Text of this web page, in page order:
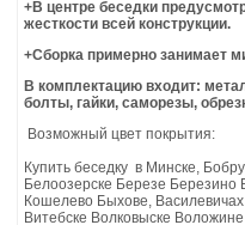
+В центре беседки
жесткости всей конструкции.
+Сборка примерно занимает
В комплектацию входит:
болты, гайки, саморезы,
Возможный цвет покрытия:
Купить беседку в Минске,
Белоозерске Березе Березино
Кошелево Быхове,
Витебске Волковыске